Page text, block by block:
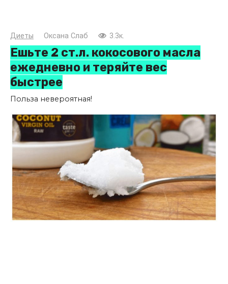
Диеты Оксана Слаб 3.3к.
Ешьте 2 ст.л. кокосового масла
ежедневно и теряйте вес
быстрее
Польза невероятная!